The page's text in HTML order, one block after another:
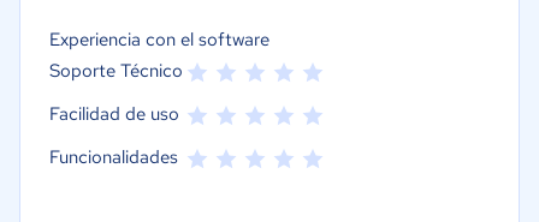
Experiencia con el software
Soporte Técnico
Facilidad de uso
Funcionalidades